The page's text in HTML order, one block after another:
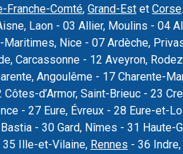
Franche-Comté, Grand-Estet Corse
Laon - 03 Allier, Moulins - 04
Nice - 07 Ardèche,
Carcassonne - 12 Aveyron,
Angoulême - 17 Charente-
d’Armor, Saint-Brieuc - 23
- 27 Eure, Évreux - 28 Eure-et-
- 30 Gard, Nîmes - 31 Haute-
Ille-et-Vilaine, Rennes - 36